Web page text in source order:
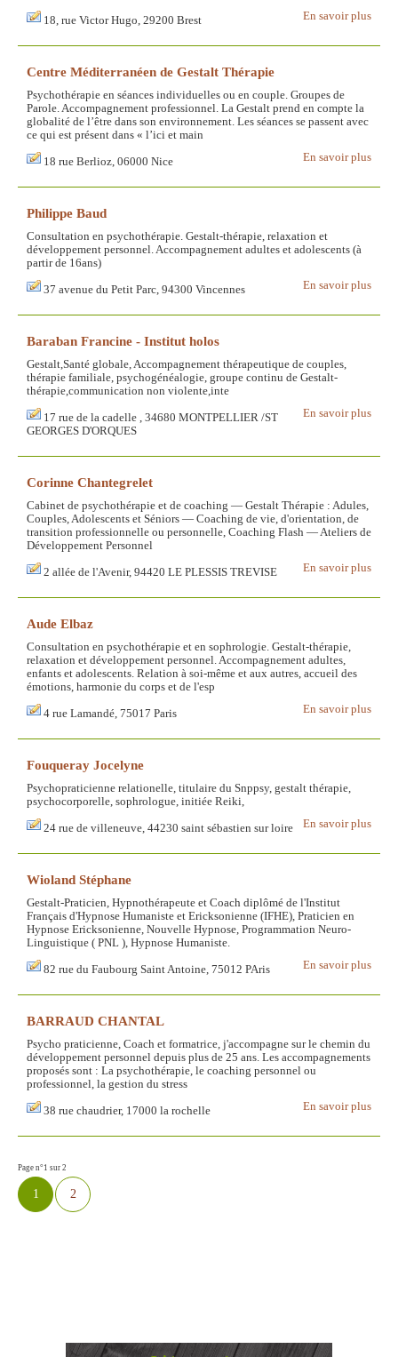
En savoir plus
18, rue Victor Hugo, 29200 Brest
Centre Méditerranéen de Gestalt Thérapie
Psychothérapie en séances individuelles ou en couple. Groupes de
Parole. Accompagnement professionnel. La Gestalt prend en compte la
globalité de l’être dans son environnement. Les séances se passent avec
ce qui est présent dans « l’ici et main
En savoir plus
18 rue Berlioz, 06000 Nice
Philippe Baud
Consultation en psychothérapie. Gestalt-thérapie, relaxation et
développement personnel. Accompagnement adultes et adolescents (à
partir de 16ans)
En savoir plus
37 avenue du Petit Parc, 94300 Vincennes
Baraban Francine - Institut holos
Gestalt,Santé globale, Accompagnement thérapeutique de couples,
thérapie familiale, psychogénéalogie, groupe continu de Gestalt-
thérapie,communication non violente,inte
En savoir plus
17 rue de la cadelle , 34680 MONTPELLIER /ST
GEORGES D'ORQUES
Corinne Chantegrelet
Cabinet de psychothérapie et de coaching — Gestalt Thérapie : Adules,
Couples, Adolescents et Séniors — Coaching de vie, d'orientation, de
transition professionnelle ou personnelle, Coaching Flash — Ateliers de
Développement Personnel
En savoir plus
2 allée de l'Avenir, 94420 LE PLESSIS TREVISE
Aude Elbaz
Consultation en psychothérapie et en sophrologie. Gestalt-thérapie,
relaxation et développement personnel. Accompagnement adultes,
enfants et adolescents. Relation à soi-même et aux autres, accueil des
émotions, harmonie du corps et de l'esp
En savoir plus
4 rue Lamandé, 75017 Paris
Fouqueray Jocelyne
Psychopraticienne relationelle, titulaire du Snppsy, gestalt thérapie,
psychocorporelle, sophrologue, initiée Reiki,
En savoir plus
24 rue de villeneuve, 44230 saint sébastien sur loire
Wioland Stéphane
Gestalt-Praticien, Hypnothérapeute et Coach diplômé de l'Institut
Français d'Hypnose Humaniste et Ericksonienne (IFHE), Praticien en
Hypnose Ericksonienne, Nouvelle Hypnose, Programmation Neuro-
Linguistique ( PNL ), Hypnose Humaniste.
En savoir plus
82 rue du Faubourg Saint Antoine, 75012 PAris
BARRAUD CHANTAL
Psycho praticienne, Coach et formatrice, j'accompagne sur le chemin du
développement personnel depuis plus de 25 ans. Les accompagnements
proposés sont : La psychothérapie, le coaching personnel ou
professionnel, la gestion du stress
En savoir plus
38 rue chaudrier, 17000 la rochelle
Page n°1 sur 2
1 2